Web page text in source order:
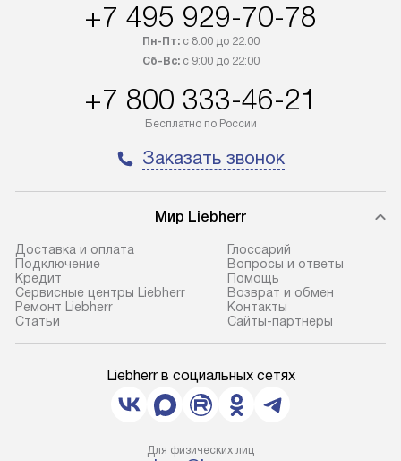
+7 495 929-70-78
Пн-Пт:с 8:00 до 22:00
Сб-Вс:с 9:00 до 22:00
+7 800 333-46-21
Бесплатно по России
Заказать звонок
Мир Liebherr
Доставка и оплата
Подключение
Кредит
Сервисные центры Liebherr
Ремонт Liebherr
Cтатьи
Глоссарий
Вопросы и ответы
Помощь
Возврат и обмен
Контакты
Сайты-партнеры
Liebherr в социальных сетях
Для физических лиц